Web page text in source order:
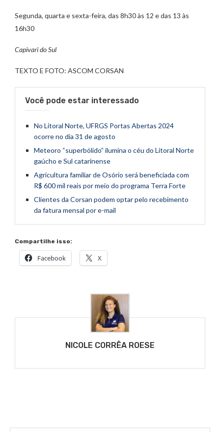
Segunda, quarta e sexta-feira, das 8h30 às 12 e das 13 às
16h30
Capivari do Sul
TEXTO E FOTO: ASCOM CORSAN
Você pode estar interessado
No Litoral Norte, UFRGS Portas Abertas 2024
ocorre no dia 31 de agosto
Meteoro “superbólido” ilumina o céu do Litoral Norte
gaúcho e Sul catarinense
Agricultura familiar de Osório será beneficiada com
R$ 600 mil reais por meio do programa Terra Forte
Clientes da Corsan podem optar pelo recebimento
da fatura mensal por e-mail
Compartilhe isso:
Facebook X
NICOLE CORRÊA ROESE